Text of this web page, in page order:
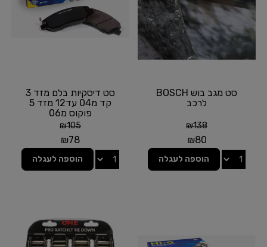
סט מגב בוש BOSCH
לרכב
₪138
₪80
הוספה לעגלה
סט דיסקיות בלם מזד 3
קד מ04 עד12 מזד 5
פוקוס מ06
₪105
₪78
הוספה לעגלה